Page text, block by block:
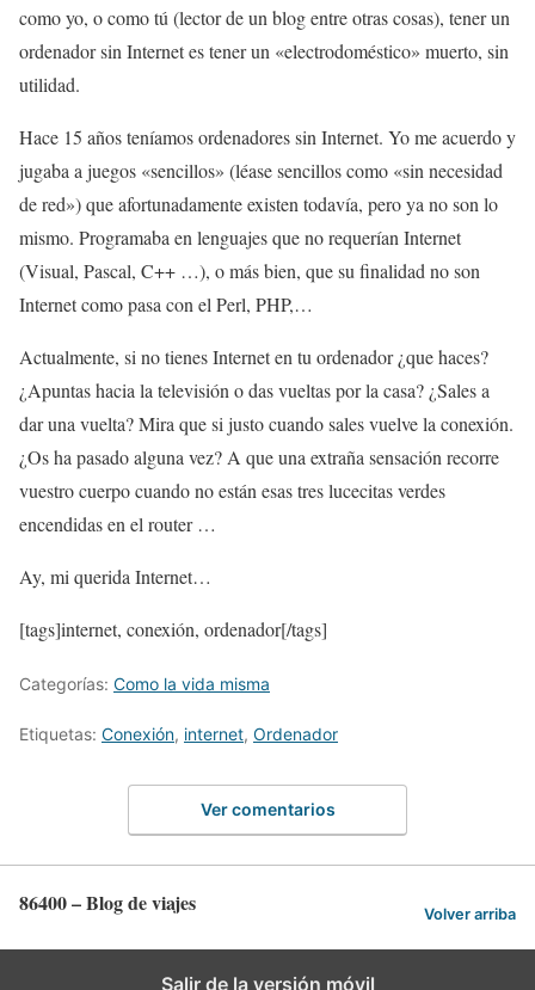
como yo, o como tú (lector de un blog entre otras cosas), tener un
ordenador sin Internet es tener un «electrodoméstico» muerto, sin
utilidad.
Hace 15 años teníamos ordenadores sin Internet. Yo me acuerdo y
jugaba a juegos «sencillos» (léase sencillos como «sin necesidad
de red») que afortunadamente existen todavía, pero ya no son lo
mismo. Programaba en lenguajes que no requerían Internet
(Visual, Pascal, C++ …), o más bien, que su finalidad no son
Internet como pasa con el Perl, PHP,…
Actualmente, si no tienes Internet en tu ordenador ¿que haces?
¿Apuntas hacia la televisión o das vueltas por la casa? ¿Sales a
dar una vuelta? Mira que si justo cuando sales vuelve la conexión.
¿Os ha pasado alguna vez? A que una extraña sensación recorre
vuestro cuerpo cuando no están esas tres lucecitas verdes
encendidas en el router …
Ay, mi querida Internet…
[tags]internet, conexión, ordenador[/tags]
Categorías: Como la vida misma
Etiquetas: Conexión, internet, Ordenador
Ver comentarios
86400 – Blog de viajes Volver arriba
Salir de la versión móvil